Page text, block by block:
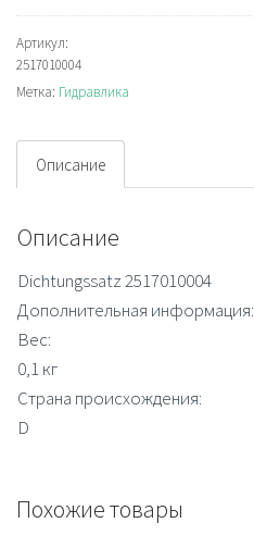
2517010004
Seal
kit
Артикул:
2517010004
Метка: Гидравлика
Описание
Описание
Dichtungssatz 2517010004
Дополнительная информация:
Вес:
0,1 кг
Страна происхождения:
D
Похожие товары